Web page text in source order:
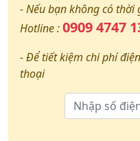
- Nếu bạn không có
Hotline :0909 4747
- Để tiết kiệm chi phí
thoại